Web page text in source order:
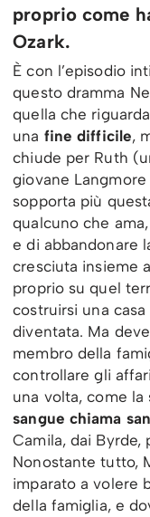
proprio come
Ozark.
È con l’episodio
questo dramma
quella che
una fine difficile,
chiude per Ruth
giovane
sopporta più
qualcuno che
e di abbandonare
cresciuta insieme
proprio su quel
costruirsi una
diventata. Ma
membro della
controllare gli
una volta, come
sangue chiama
Camila, dai Byrde,
Nonostante tutto,
imparato a volere
della famiglia, e